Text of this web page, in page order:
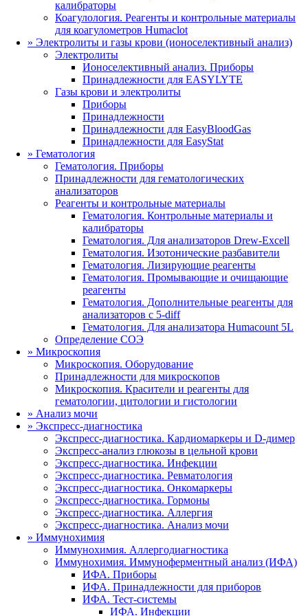
калибраторы
Коагулология. Реагенты и контрольные материалы
для коагулометров Humaclot
» Электролиты и газы крови (ионоселективный анализ)
Электролиты
Ионоселективный анализ. Приборы
Принадлежности для EASYLYTE
Газы крови и электролиты
Приборы
Принадлежности
Принадлежности для EasyBloodGas
Принадлежности для EasyStat
» Гематология
Гематология. Приборы
Принадлежности для гематологических
анализаторов
Реагенты и контрольные материалы
Гематология. Контрольные материалы и
калибраторы
Гематология. Для анализаторов Drew-Excell
Гематология. Изотонические разбавители
Гематология. Лизирующие реагенты
Гематология. Промывающие и очищающие
реагенты
Гематология. Дополнительные реагенты для
анализаторов с 5-diff
Гематология. Для анализатора Humacount 5L
Определение СОЭ
» Микроскопия
Микроскопия. Оборудование
Принадлежности для микроскопов
Микроскопия. Красители и реагенты для
гематологии, цитологии и гистологии
» Анализ мочи
» Экспресс-диагностика
Экспресс-диагностика. Кардиомаркеры и D-димер
Экспресс-анализ глюкозы в цельной крови
Экспресс-диагностика. Инфекции
Экспресс-диагностика. Ревматология
Экспресс-диагностика. Онкомаркеры
Экспресс-диагностика. Гормоны
Экспресс-диагностика. Аллергия
Экспресс-диагностика. Анализ мочи
» Иммунохимия
Иммунохимия. Аллергодиагностика
Иммунохимия. Иммуноферментный анализ (ИФА)
ИФА. Приборы
ИФА. Принадлежности для приборов
ИФА. Тест-системы
ИФА. Инфекции